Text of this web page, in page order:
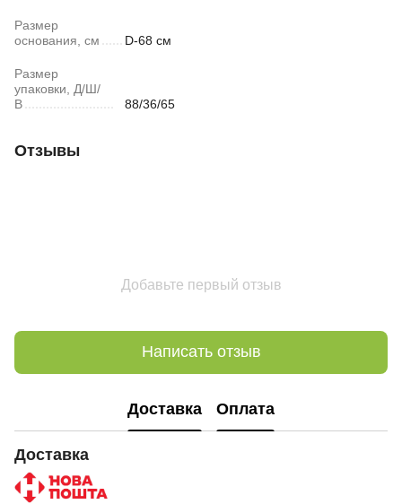
Размер
основания, см
D-68 см
Размер
упаковки, Д/Ш/
В
88/36/65
Отзывы
Добавьте первый отзыв
Написать отзыв
Доставка Оплата
Доставка